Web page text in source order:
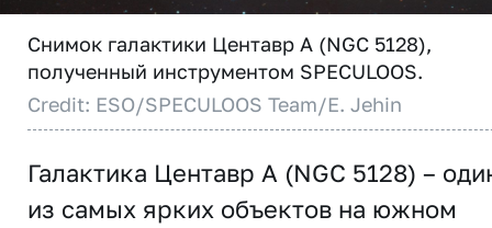
Снимок галактики Центавр A (NGC 5128),
полученный инструментом SPECULOOS.
Credit: ESO/SPECULOOS Team/E. Jehin
Галактика Центавр A (NGC 5128) –
из самых ярких объектов на южном